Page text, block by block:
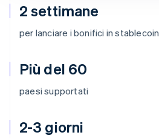
2 settimane
per lanciare i bonifici in stablecoin
Più del 60
paesi supportati
2-3 giorni